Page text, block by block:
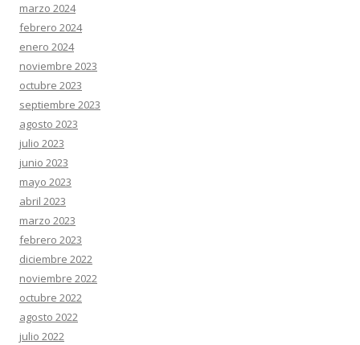
marzo 2024
febrero 2024
enero 2024
noviembre 2023
octubre 2023
septiembre 2023
agosto 2023
julio 2023
junio 2023
mayo 2023
abril 2023
marzo 2023
febrero 2023
diciembre 2022
noviembre 2022
octubre 2022
agosto 2022
julio 2022